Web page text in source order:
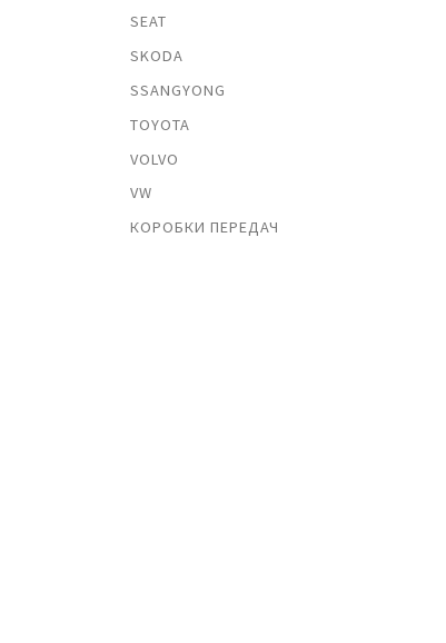
SEAT
SKODA
SSANGYONG
TOYOTA
VOLVO
VW
КОРОБКИ ПЕРЕДАЧ